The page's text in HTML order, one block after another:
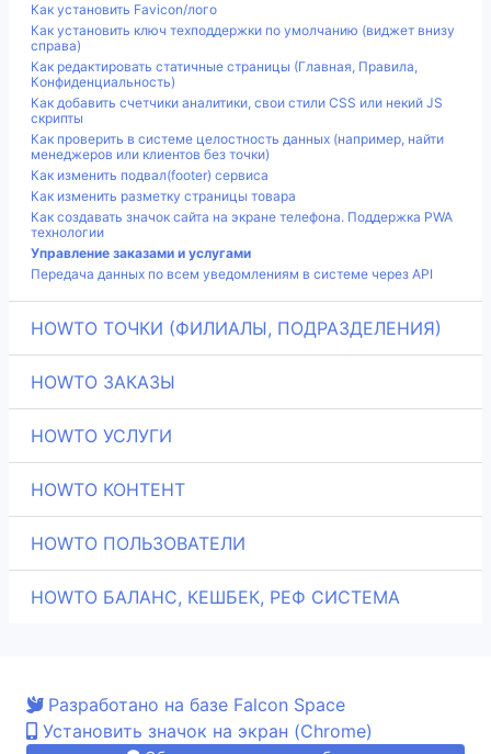
Как установить Favicon/лого
Как установить ключ техподдержки по умолчанию (виджет внизу
справа)
Как редактировать статичные страницы (Главная, Правила,
Конфиденциальность)
Как добавить счетчики аналитики, свои стили CSS или некий JS
скрипты
Как проверить в системе целостность данных (например, найти
менеджеров или клиентов без точки)
Как изменить подвал(footer) сервиса
Как изменить разметку страницы товара
Как создавать значок сайта на экране телефона. Поддержка PWA
технологии
Управление заказами и услугами
Передача данных по всем уведомлениям в системе через API
HOWTO ТОЧКИ (ФИЛИАЛЫ, ПОДРАЗДЕЛЕНИЯ)
HOWTO ЗАКАЗЫ
HOWTO УСЛУГИ
HOWTO КОНТЕНТ
HOWTO ПОЛЬЗОВАТЕЛИ
HOWTO БАЛАНС, КЕШБЕК, РЕФ СИСТЕМА
Разработано на базе Falcon Space
Установить значок на экран (Chrome)